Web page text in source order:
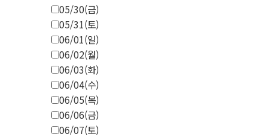
05/30(금)
05/31(토)
06/01(일)
06/02(월)
06/03(화)
06/04(수)
06/05(목)
06/06(금)
06/07(토)